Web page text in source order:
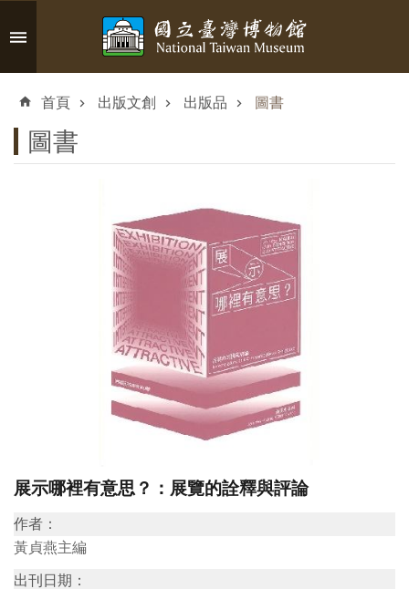
跳到主要內容區塊
搜
展
覽
資
訊
首頁 出版文創 出版品 圖書
圖書
展示哪裡有意思？：展覽的詮釋與評論
作者：
黃貞燕主編
出刊日期：